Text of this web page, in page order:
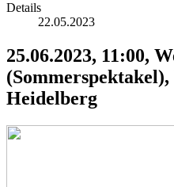
Details
22.05.2023
25.06.2023, 11:00,
Heidelberg